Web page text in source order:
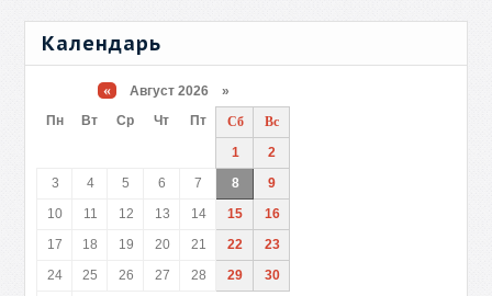
Календарь
« Август 2026 »
Пн
Вт Ср Чт Пт Сб
Вс
1
2
3
4 5 6 7 8
9
10
11 12 13 14 15
16
17
18 19 20 21 22
23
24
25 26 27 28 29
30